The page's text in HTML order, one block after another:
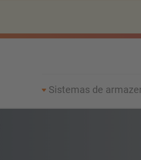
Sistemas de